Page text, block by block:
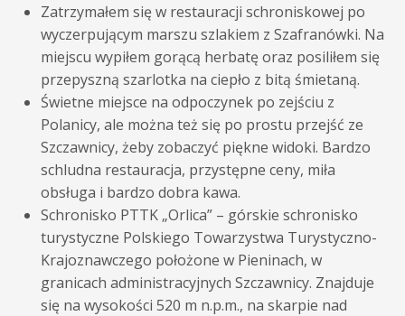
Zatrzymałem się w restauracji schroniskowej po
wyczerpującym marszu szlakiem z Szafranówki. Na
miejscu wypiłem gorącą herbatę oraz posiliłem się
przepyszną szarlotka na ciepło z bitą śmietaną.
Świetne miejsce na odpoczynek po zejściu z
Polanicy, ale można też się po prostu przejść ze
Szczawnicy, żeby zobaczyć piękne widoki. Bardzo
schludna restauracja, przystępne ceny, miła
obsługa i bardzo dobra kawa.
Schronisko PTTK „Orlica” – górskie schronisko
turystyczne Polskiego Towarzystwa Turystyczno-
Krajoznawczego położone w Pieninach, w
granicach administracyjnych Szczawnicy. Znajduje
się na wysokości 520 m n.p.m., na skarpie nad